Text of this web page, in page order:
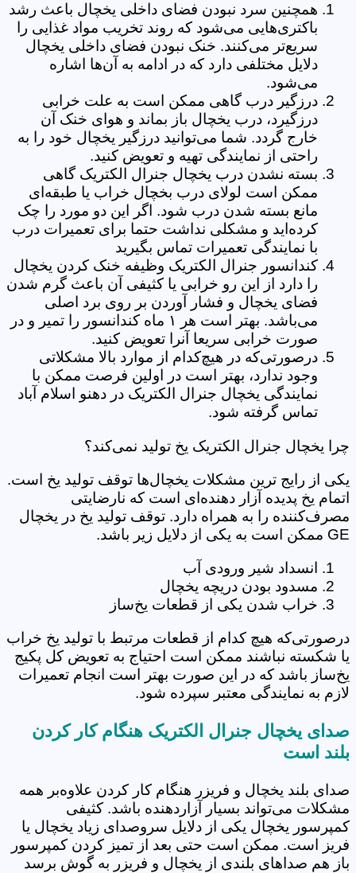
همچنین سرد نبودن فضای داخلی یخچال باعث رشد
باکتری‌هایی می‌شود که روند تخریب مواد غذایی را
سریع‌تر می‌کنند. خنک نبودن فضای داخلی یخچال
دلایل مختلفی دارد که در ادامه به آن‌ها اشاره
می‌شود.
درزگیر درب گاهی ممکن است به علت خرابی
درزگیرد، درب یخچال باز بماند و هوای خنک آن
خارج گردد. شما می‌توانید درزگیر یخچال خود را به
راحتی از نمایندگی تهیه و تعویض کنید.
بسته نشدن درب یخچال جنرال الکتریک گاهی
ممکن است لولای درب بخچال خراب یا طبقه‌ای
مانع بسته شدن درب شود. اگر این دو مورد را چک
کرده‌اید و مشکلی نداشت حتما برای تعمیرات درب
با نمایندگی تعمیرات تماس بگیرید
کندانسور جنرال الکتریک وظیفه خنک کردن یخچال
را دارد از این رو خرابی یا کثیفی آن باعث گرم شدن
فضای یخچال و فشار آوردن بر روی برد اصلی
می‌باشد. بهتر است هر ۱ ماه کندانسور را تمیر و در
صورت خرابی سریعا آنرا تعویض کنید.
درصورتی‌که در هیچ‌کدام از موارد بالا مشکلاتی
وجود ندارد، بهتر است در اولین فرصت ممکن با
نمایندگی یخچال جنرال الکتریک در دهنو اسلام آباد
تماس گرفته شود.
چرا یخچال جنرال الکتریک یخ تولید نمی‌کند؟
یکی از رایج ترین مشکلات یخچال‌ها توقف تولید یخ است.
اتمام یخ پدیده آزار دهنده‌ای است که نارضایتی
مصرف‌کننده را به همراه دارد. توقف تولید یخ در یخچال
GE ممکن است به یکی از دلایل زیر باشد.
انسداد شیر ورودی آب
مسدود بودن دریچه یخچال
خراب شدن یکی از قطعات یخ‌ساز
درصورتی‌که هیچ کدام از قطعات مرتبط با تولید یخ خراب
یا شکسته نباشند ممکن است احتیاج به تعویض کل پکیج
یخ‌ساز باشد که در این صورت بهتر است انجام تعمیرات
لازم به نمایندگی معتبر سپرده شود.
صدای یخچال جنرال الکتریک هنگام کار کردن
بلند است
صدای بلند یخچال و فریزر هنگام کار کردن علاوه‌بر همه
مشکلات می‌تواند بسیار آزاردهنده باشد. کثیفی
کمپرسور یخچال یکی از دلایل سروصدای زیاد یخچال یا
فریز است. ممکن است حتی بعد از تمیز کردن کمپرسور
باز هم صداهای بلندی از یخچال و فریزر به گوش برسد